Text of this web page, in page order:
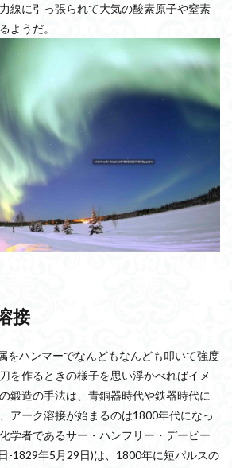
線に引っ張られて大気の酸素原子や窒素
ようだ。
接
をハンマーでなんどもなんども叩いて強度
を作るときの様子を思い浮かべればイメ
鍛造の手法は、青銅器時代や鉄器時代に
アーク溶接が始まるのは1800年代になっ
学者であるサー・ハンフリー・デービー
-1829年5月29日)は、1800年に短パルスの